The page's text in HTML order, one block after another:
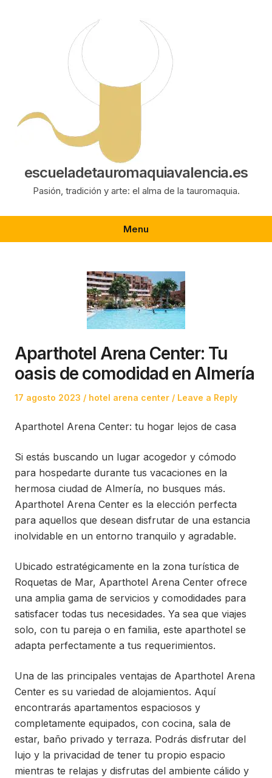
escueladetauromaquiavalencia.es
Pasión, tradición y arte: el alma de la tauromaquia.
Menu
Aparthotel Arena Center: Tu
oasis de comodidad en Almería
Posted
17 agosto 2023
Posted
hotel arena center Leave a Reply
Aparthotel Arena Center: tu hogar lejos de casa
Si estás buscando un lugar acogedor y cómodo
para hospedarte durante tus vacaciones en la
hermosa ciudad de Almería, no busques más.
Aparthotel Arena Center es la elección perfecta
para aquellos que desean disfrutar de una estancia
inolvidable en un entorno tranquilo y agradable.
Ubicado estratégicamente en la zona turística de
Roquetas de Mar, Aparthotel Arena Center ofrece
una amplia gama de servicios y comodidades para
satisfacer todas tus necesidades. Ya sea que viajes
solo, con tu pareja o en familia, este aparthotel se
adapta perfectamente a tus requerimientos.
Una de las principales ventajas de Aparthotel Arena
Center es su variedad de alojamientos. Aquí
encontrarás apartamentos espaciosos y
completamente equipados, con cocina, sala de
estar, baño privado y terraza. Podrás disfrutar del
lujo y la privacidad de tener tu propio espacio
mientras te relajas y disfrutas del ambiente cálido y